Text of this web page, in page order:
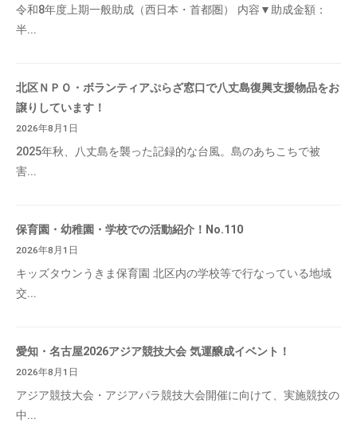
令和8年度上期一般助成（西日本・首都圏） 内容▼助成金額：
半...
北区ＮＰＯ・ボランティアぷらざ窓口で八丈島復興支援物品をお
譲りしています！
2026年8月1日
2025年秋、八丈島を襲った記録的な台風。島のあちこちで被
害...
保育園・幼稚園・学校での活動紹介！No.110
2026年8月1日
キッズタウンうきま保育園 北区内の学校等で行なっている地域
交...
愛知・名古屋2026アジア競技大会 気運醸成イベント！
2026年8月1日
アジア競技大会・アジアパラ競技大会開催に向けて、実施競技の
中...